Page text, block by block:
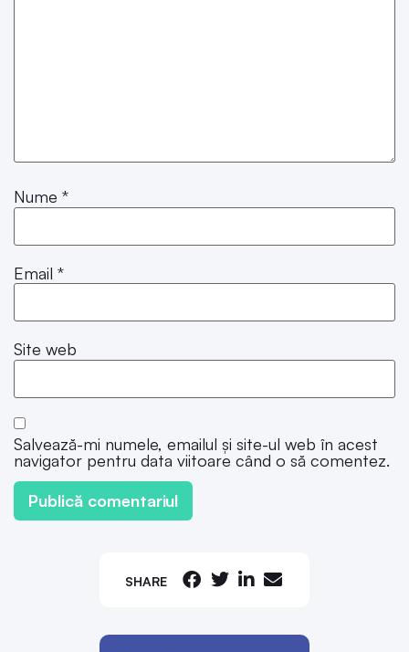
SHARE
Nume *
Email *
Site web
Salvează-mi numele, emailul și site-ul web în acest
navigator pentru data viitoare când o să comentez.